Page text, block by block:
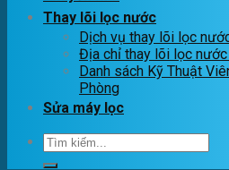
Thay lõi lọc nước
Dịch vụ thay lõi lọc
Địa chỉ thay lõi lọc
Danh sách Kỹ Thuật
Phòng
Sửa máy lọc
Tìm
kiếm: